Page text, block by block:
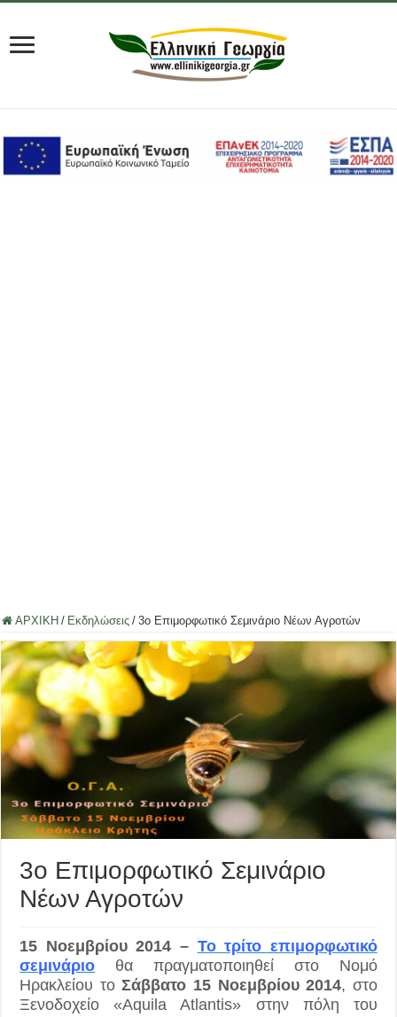
ΑΡΧΙΚΗ / Εκδηλώσεις / 3ο Επιμορφωτικό Σεμινάριο Νέων Αγροτών
3ο Επιμορφωτικό Σεμινάριο
Νέων Αγροτών
15 Νοεμβρίου 2014 – Το τρίτο επιμορφωτικό
σεμινάριο θα πραγματοποιηθεί στο Νομό
Ηρακλείου τοΣάββατο 15 Νοεμβρίου 2014, στο
Ξενοδοχείο «Aquila Atlantis» στην πόλη του